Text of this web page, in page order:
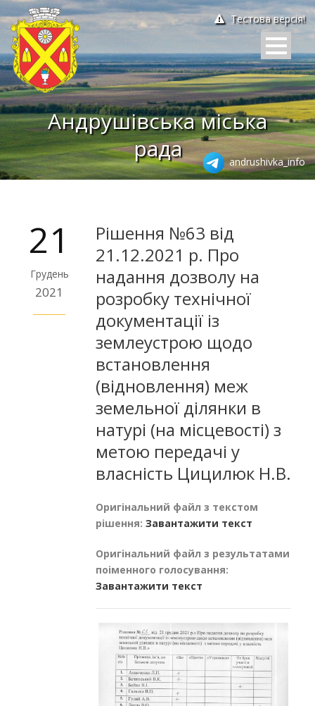
Тестова версія!
Андрушівська міська
рада
andrushivka_info
21
Грудень
2021
Рішення №63 від
21.12.2021 р. Про
надання дозволу на
розробку технічної
документації із
землеустрою щодо
встановлення
(відновлення) меж
земельної ділянки в
натурі (на місцевості) з
метою передачі у
власність Цицилюк Н.В.
Оригінальний файл з текстом
рішення: Завантажити текст
Оригінальний файл з результатами
поіменного голосування:
Завантажити текст